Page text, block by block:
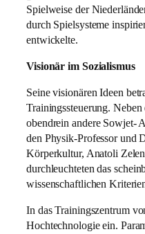
Spielweise der
durch Spielsysteme
entwickelte.
Visionär im Sozialismus
Seine visionären Ideen
Trainingssteuerung.
obendrein andere Sowjet-
den Physik-Professor und
Körperkultur, Anatoli
durchleuchteten das
wissenschaftlichen
In das Trainingszentrum
Hochtechnologie ein.